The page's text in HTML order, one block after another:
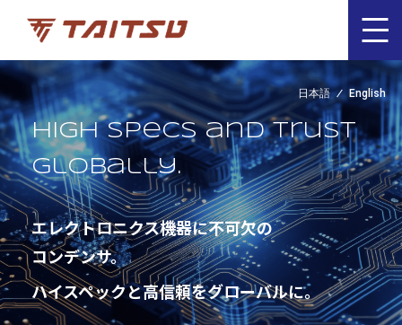
日本語 English
High specs and trust
globally.
エレクトロニクス機器に不可欠の
コンデンサ。
ハイスペックと高信頼をグローバルに。